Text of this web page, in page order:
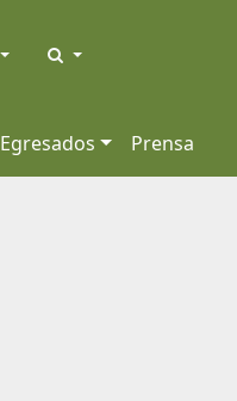
Egresados Prensa